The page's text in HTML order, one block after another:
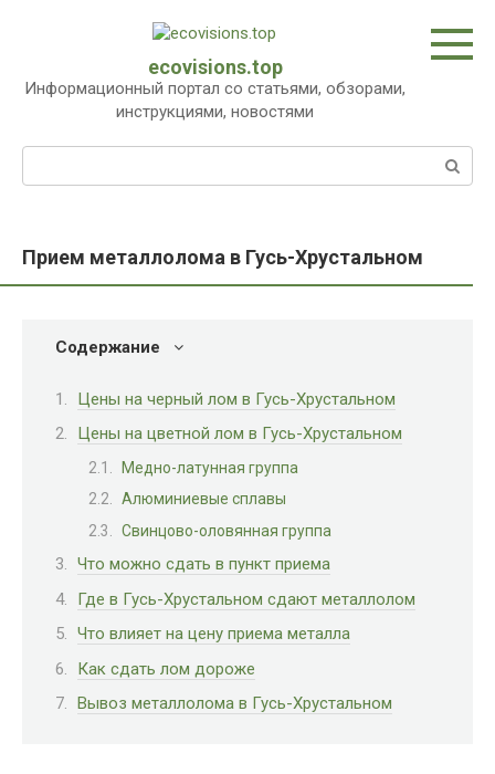
ecovisions.top
Информационный портал со статьями, обзорами,
инструкциями, новостями
Прием металлолома в Гусь-Хрустальном
Содержание
Цены на черный лом в Гусь-Хрустальном
Цены на цветной лом в Гусь-Хрустальном
Медно-латунная группа
Алюминиевые сплавы
Свинцово-оловянная группа
Что можно сдать в пункт приема
Где в Гусь-Хрустальном сдают металлолом
Что влияет на цену приема металла
Как сдать лом дороже
Вывоз металлолома в Гусь-Хрустальном